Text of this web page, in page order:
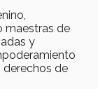
maestras de
y
derechos de